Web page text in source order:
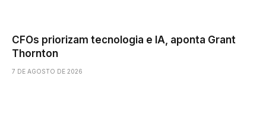
CFOs priorizam tecnologia e IA, aponta Grant
Thornton
7 DE AGOSTO DE 2026